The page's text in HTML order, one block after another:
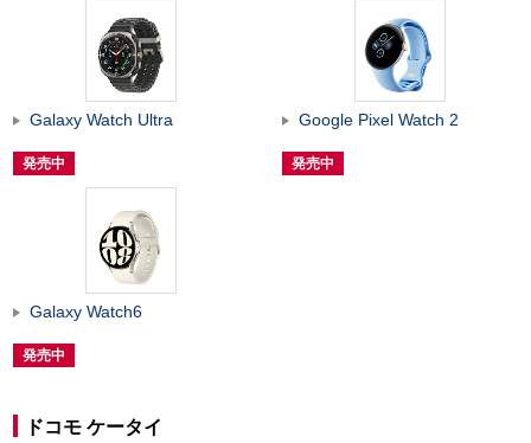
Galaxy Watch Ultra
発売中
Google Pixel Watch 2
発売中
Galaxy Watch6
発売中
ドコモ ケータイ